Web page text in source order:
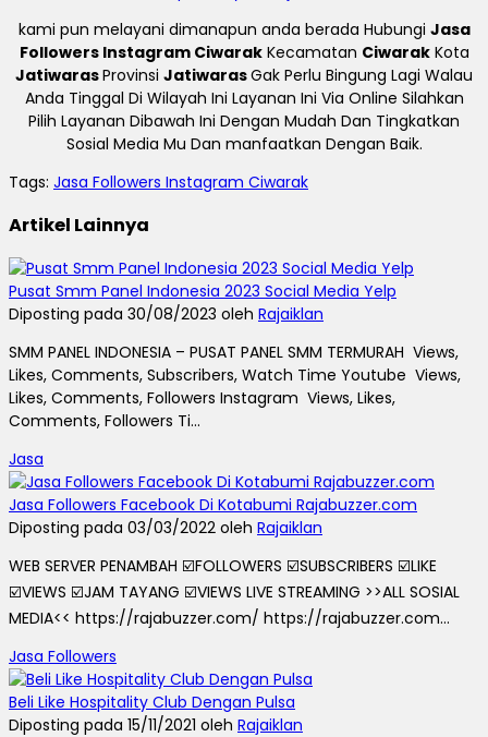
kami pun melayani dimanapun anda berada Hubungi Jasa
Followers Instagram CiwarakKecamatan CiwarakKota
JatiwarasProvinsi JatiwarasGak Perlu Bingung Lagi Walau
Anda Tinggal Di Wilayah Ini Layanan Ini Via Online Silahkan
Pilih Layanan Dibawah Ini Dengan Mudah Dan Tingkatkan
Sosial Media Mu Dan manfaatkan Dengan Baik.
Tags: Jasa Followers Instagram Ciwarak
Artikel Lainnya
Pusat Smm Panel Indonesia 2023 Social Media Yelp
Diposting pada 30/08/2023 oleh Rajaiklan
SMM PANEL INDONESIA – PUSAT PANEL SMM TERMURAH Views,
Likes, Comments, Subscribers, Watch Time Youtube Views,
Likes, Comments, Followers Instagram Views, Likes,
Comments, Followers Ti...
Jasa
Jasa Followers Facebook Di Kotabumi Rajabuzzer.com
Diposting pada 03/03/2022 oleh Rajaiklan
WEB SERVER PENAMBAH ☑️FOLLOWERS ☑️SUBSCRIBERS ☑️LIKE
☑️VIEWS ☑️JAM TAYANG ☑️VIEWS LIVE STREAMING >>ALL SOSIAL
MEDIA<< https://rajabuzzer.com/ https://rajabuzzer.com...
Jasa Followers
Beli Like Hospitality Club Dengan Pulsa
Diposting pada 15/11/2021 oleh Rajaiklan